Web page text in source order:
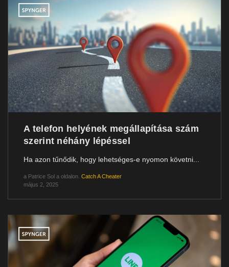
A telefon helyének megállapítása szám
szerint néhány lépéssel
Ha azon tűnődik, hogy lehetséges-e nyomon követni...
a Patrice Sol a oldalon. Catch A Cheater
május 2, 2025